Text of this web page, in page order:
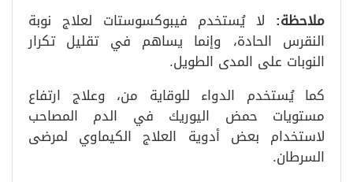
ملاحظة: لا يُستخدم فيبوكسوستات لعلاج نوبة
النقرس الحادة، وإنما يساهم في تقليل تكرار
النوبات على المدى الطويل.
كما يُستخدم الدواء للوقاية من، وعلاج ارتفاع
مستويات حمض اليوريك في الدم المصاحب
لاستخدام بعض أدوية العلاج الكيماوي لمرضى
السرطان.